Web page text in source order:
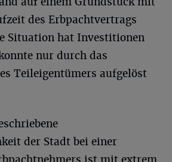
des Erbpachtvertrags
Situation hat Investitionen
nur durch das
Teileigentümers aufgelöst
der Stadt bei einer